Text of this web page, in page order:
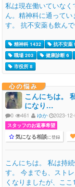
私は現在働いていな
ん。精神科に通って
す。 抗不安薬も飲ん
精神科 1432 抗不安薬
職場 203
健康診断 6
市役所 8
心の悩み
こんにちは。
になり…
0 461 ゆか 2023-
スタッフのお返事希望
気になる相談に登録
こんにちは。 私は持
す。 今までも、スト
くなりましたが、こ